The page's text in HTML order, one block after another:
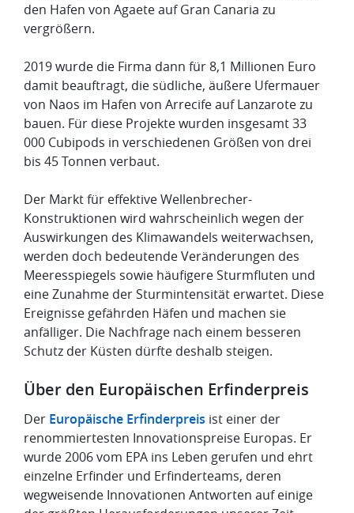
den Hafen von Agaete auf Gran Canaria zu
vergrößern.
2019 wurde die Firma dann für 8,1 Millionen Euro
damit beauftragt, die südliche, äußere Ufermauer
von Naos im Hafen von Arrecife auf Lanzarote zu
bauen. Für diese Projekte wurden insgesamt 33
000 Cubipods in verschiedenen Größen von drei
bis 45 Tonnen verbaut.
Der Markt für effektive Wellenbrecher-
Konstruktionen wird wahrscheinlich wegen der
Auswirkungen des Klimawandels weiterwachsen,
werden doch bedeutende Veränderungen des
Meeresspiegels sowie häufigere Sturmfluten und
eine Zunahme der Sturmintensität erwartet. Diese
Ereignisse gefährden Häfen und machen sie
anfälliger. Die Nachfrage nach einem besseren
Schutz der Küsten dürfte deshalb steigen.
Über den Europäischen Erfinderpreis
Der Europäische Erfinderpreis ist einer der
renommiertesten Innovationspreise Europas. Er
wurde 2006 vom EPA ins Leben gerufen und ehrt
einzelne Erfinder und Erfinderteams, deren
wegweisende Innovationen Antworten auf einige